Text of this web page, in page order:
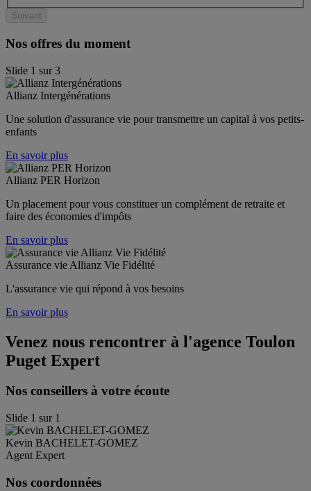
Suivant
Nos offres du moment
Slide 1 sur3
Allianz Intergénérations
Une solution d'assurance vie pour transmettre un capital à vos petits-
enfants
En savoir plus
Allianz PER Horizon
Un placement pour vous constituer un complément de retraite et
faire des économies d'impôts
En savoir plus
Assurance vie Allianz Vie Fidélité
L'assurance vie qui répond à vos besoins
En savoir plus
Venez nous rencontrer à l'agence Toulon
Puget Expert
Nos conseillers à votre écoute
Slide 1 sur 1
Kevin BACHELET-GOMEZ
Agent Expert
Nos coordonnées